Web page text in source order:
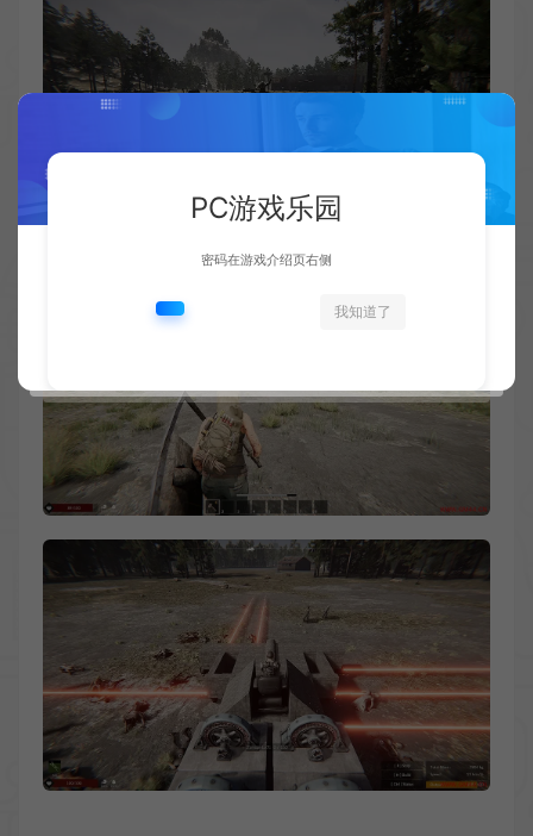
PC游戏乐园
密码在游戏介绍页右侧
我知道了